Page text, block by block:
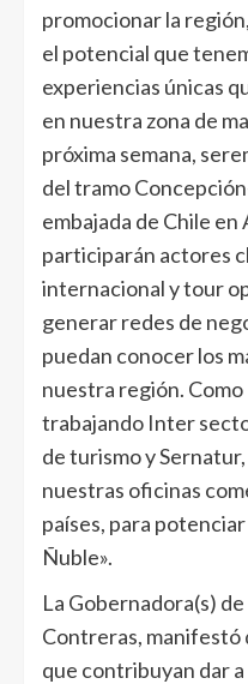
promocionar la
el potencial que
experiencias únicas
en nuestra zona de
próxima semana,
del tramo
embajada de Chile
participarán actores
internacional y tour
generar redes de
puedan conocer los
nuestra región.
trabajando Inter
de turismo y
nuestras oficinas
países, para
Ñuble».
La Gobernadora(s)
Contreras, manifestó
que contribuyan dar